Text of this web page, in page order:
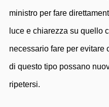
ministro per fare
luce e chiarezza su quello
necessario fare per evitare
di questo tipo possano
ripetersi.